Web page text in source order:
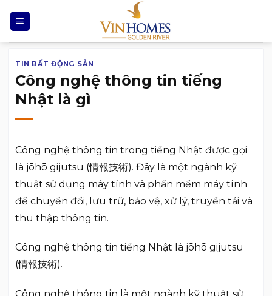
đến
nội
dungTIN BẤT ĐỘNG SẢN
Công nghệ thông tin tiếng
Nhật là gì
Công nghệ thông tin trong tiếng Nhật được gọi
là jōhō gijutsu (情報技術). Đây là một ngành kỹ
thuật sử dụng máy tính và phần mềm máy tính
để chuyển đổi, lưu trữ, bảo vệ, xử lý, truyền tải và
thu thập thông tin.
Công nghệ thông tin tiếng Nhật là jōhō gijutsu
(情報技術).